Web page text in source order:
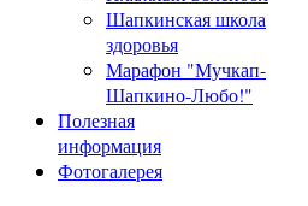
Шапкинская школа
здоровья
Марафон "Мучкап-
Шапкино-Любо!"
Полезная
информация
Фотогалерея